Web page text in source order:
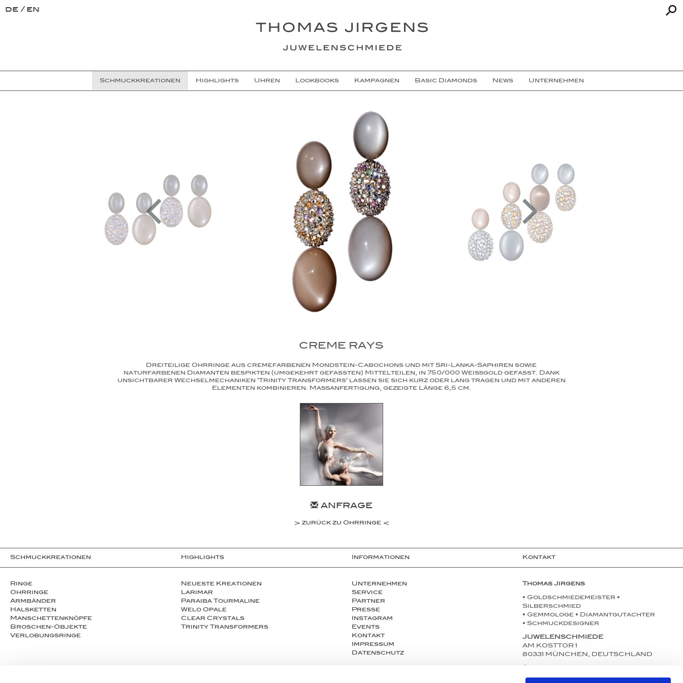
de en
Schmuckkreationen Highlights Uhren Lookbooks Kampagnen Basic Diamonds News Unternehmen
CREME RAYS
Dreiteilige Ohrringe aus cremefarbenen Mondstein-Cabochons und mit Sri-Lanka-Saphiren sowie
naturfarbenen Diamanten bespikten (umgekehrt gefassten) Mittelteilen, in 750/000 Weißgold gefasst. Dank
unsichtbarer Wechselmechaniken "Trinity Transformers" lassen sie sich kurz oder lang tragen und mit anderen
Elementen kombinieren. Maßanfertigung, gezeigte Länge 6,5 cm.
ANFRAGE
zurück zu Ohrringe
Schmuckkreationen
Ringe
Ohrringe
Armbänder
Halsketten
Man­schet­ten­­knöpfe
Broschen-Objekte
Ver­lo­bungs­­ringe
Highlights
Neueste Kreationen
Larimar
Paraiba Tourmaline
Welo Opale
Clear Crystals
Trinity Transformers
Informationen
Unternehmen
Service
Partner
Presse
Instagram
Events
Kontakt
Impressum
Datenschutz
Kontakt
Thomas Jirgens
• Goldschmiedemeister •
Silberschmied
• Gemmologe • Diamantgutachter
• Schmuckdesigner
JUWELENSCHMIEDE
AM KOSTTOR 1
80331 MÜNCHEN, DEUTSCHLAND
Mo. bis Fr. 11:00-18:30 Uhr